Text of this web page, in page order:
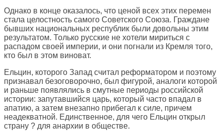
Однако в конце оказалось, что ценой всех этих перемен
стала целостность самого Советского Союза. Граждане
бывших национальных республик были довольны этим
результатом. Только русские не хотели мириться с
распадом своей империи, и они погнали из Кремля того,
кто был в этом виноват.
Ельцин, которого Запад считал реформатором и поэтому
признавал безоговорочно, был фигурой, аналоги которой
и раньше появлялись в смутные периоды российской
истории: запутавшийся царь, который часто впадал в
апатию, а затем внезапно прибегал к силе, причем
неадекватной. Единственное, для чего Ельцин открыл
страну ? для анархии в обществе.